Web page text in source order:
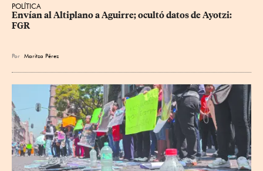
POLÍTICA
Envían al Altiplano a Aguirre; ocultó datos de Ayotzi:
FGR
Por Maritza Pérez